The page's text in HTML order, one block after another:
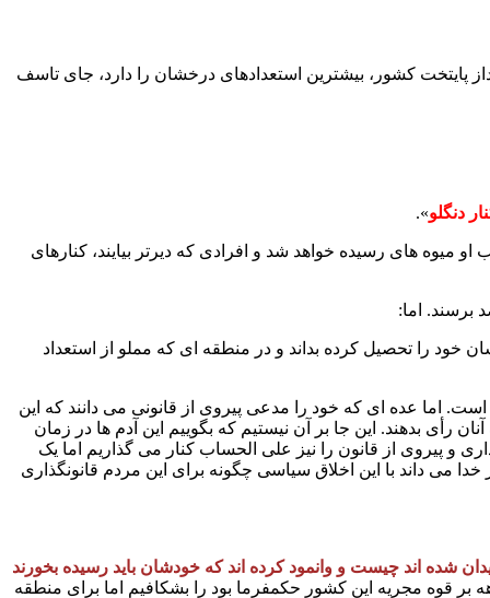
پایتخت کشور، بیشترین استعدادهای درخشان را دارد، جای تاسف
دنگلو».
میوه های رسیده خواهد شد و افرادی که دیرتر بیایند، کنارهای
برسند. اما:
را تحصیل کرده بداند و در منطقه ای که مملو از استعداد
اما عده ای که خود را مدعی پیروی از قانونی می دانند که این
رأی بدهند. این جا بر آن نیستیم که بگوییم این آدم ها در زمان
و پیروی از قانون را نیز علی الحساب کنار می گذاریم اما یک
می داند با این اخلاق سیاسی چگونه برای این مردم قانونگذاری
شده اند چیست و وانمود کرده اند که خودشان باید رسیده بخورند
بر قوه مجریه این کشور حکمفرما بود را بشکافیم اما برای منطقه